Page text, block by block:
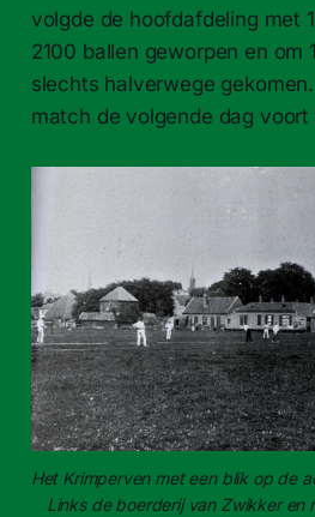
volgde de hoofdafdeling met
2100 ballen geworpen en om
slechts halverwege
match de volgende dag
Het Krimperven met een blik op de
Links de boerderij van Zwikker en